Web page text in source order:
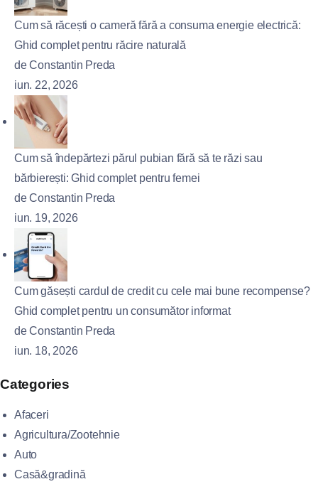
Cum să răcești o cameră fără a consuma energie electrică:
Ghid complet pentru răcire naturală
de Constantin Preda
iun. 22, 2026
Cum să îndepărtezi părul pubian fără să te răzi sau
bărbierești: Ghid complet pentru femei
de Constantin Preda
iun. 19, 2026
Cum găsești cardul de credit cu cele mai bune recompense?
Ghid complet pentru un consumător informat
de Constantin Preda
iun. 18, 2026
Categories
Afaceri
Agricultura/Zootehnie
Auto
Casă&gradină